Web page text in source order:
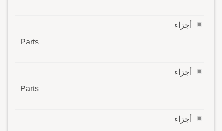
أجزاء
Parts
أجزاء
Parts
أجزاء